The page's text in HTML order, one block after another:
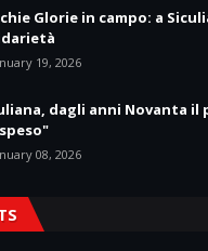
Glorie in campo: a
19, 2026
dagli anni Novanta il
08, 2026